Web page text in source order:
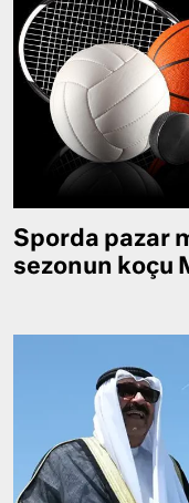
Sporda pazar
sezonun koçu